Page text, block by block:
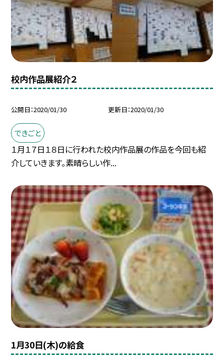
校内作品展紹介２
公開日 2020/01/30 更新日 2020/01/30
できごと
１月１７日１８日に行われた校内作品展の作品を今回も紹
介していきます。素晴らしい作...
1月30日(木)の給食